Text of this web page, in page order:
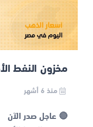
مخزون النفط
منذ 6 أشهر